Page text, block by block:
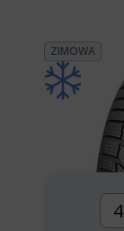
ZIMOWA